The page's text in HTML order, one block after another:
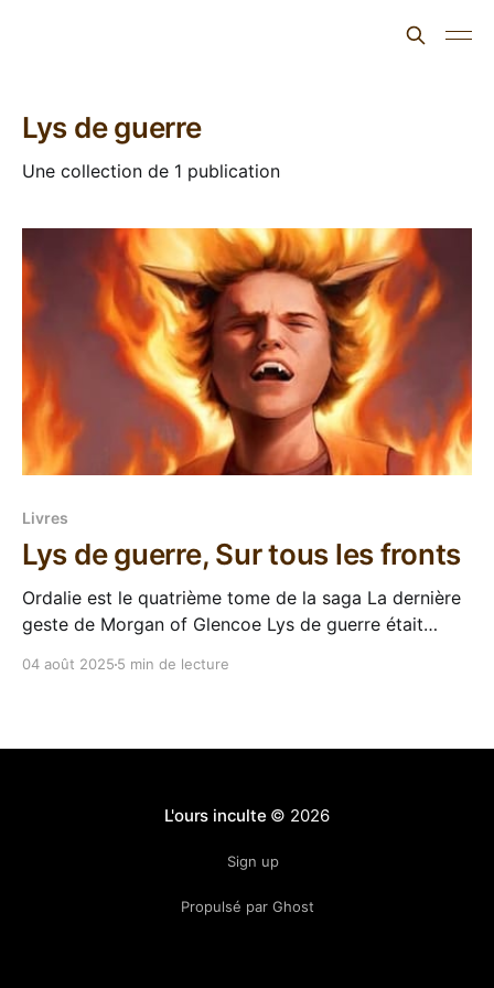
Lys de guerre
Une collection de 1 publication
Livres
Lys de guerre, Sur tous les fronts
Ordalie est le quatrième tome de la saga La dernière
geste de Morgan of Glencoe Lys de guerre était
04 août 2025 5 min de lecture
L'ours inculte © 2026
Sign up
Propulsé par Ghost